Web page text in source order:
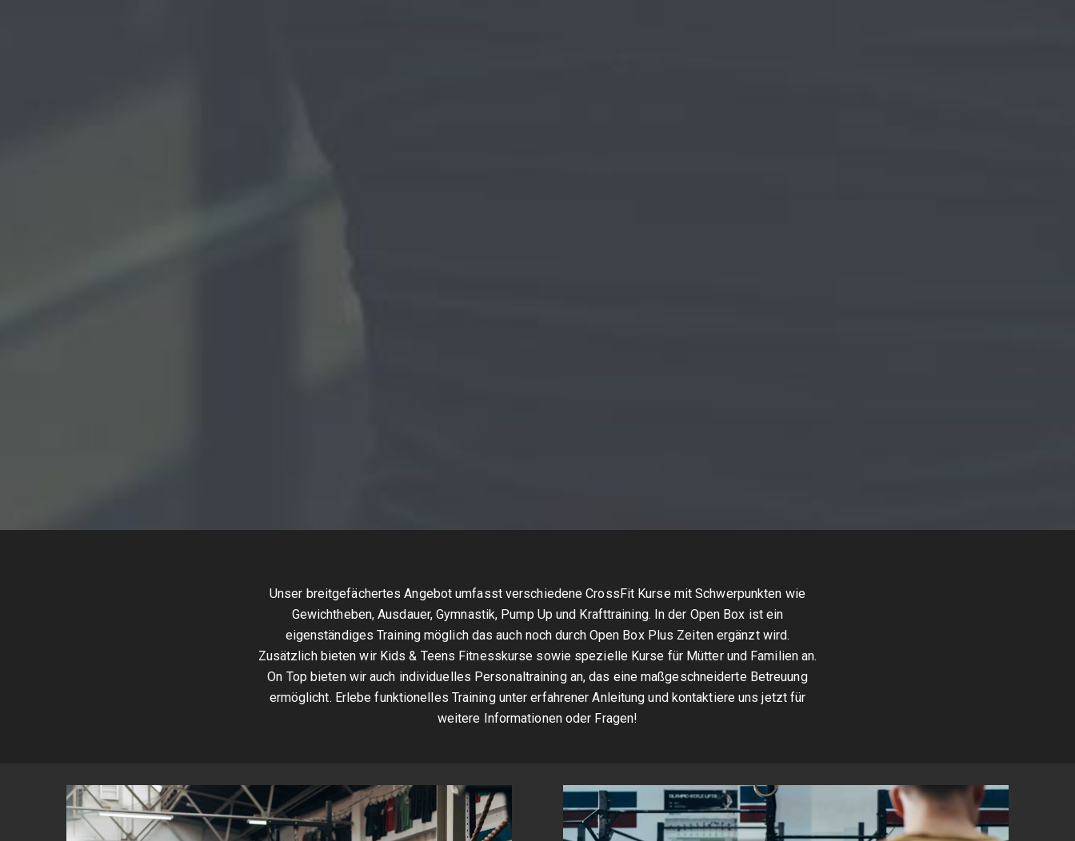
Unser breitgefächertes Angebot umfasst verschiedene CrossFit Kurse mit Schwerpunkten wie
Gewichtheben, Ausdauer, Gymnastik, Pump Up und Krafttraining. In der Open Box ist ein
eigenständiges Training möglich das auch noch durch Open Box Plus Zeiten ergänzt wird.
Zusätzlich bieten wir Kids & Teens Fitnesskurse sowie spezielle Kurse für Mütter und Familien an.
On Top bieten wir auch individuelles Personaltraining an, das eine maßgeschneiderte Betreuung
ermöglicht. Erlebe funktionelles Training unter erfahrener Anleitung und kontaktiere uns jetzt für
weitere Informationen oder Fragen!